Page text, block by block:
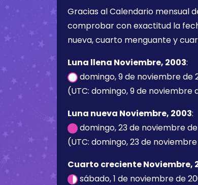
Gracias al Calendario mensual
comprobar con exactitud la
nueva, cuarto menguante y
Luna llena Noviembre, 2003:
domingo, 9 de noviembre de
(UTC: domingo, 9 de noviembre
Luna nueva Noviembre, 2003:
domingo, 23 de noviembre
(UTC: domingo, 23 de
Cuarto creciente Noviembre,
sábado, 1 de noviembre de